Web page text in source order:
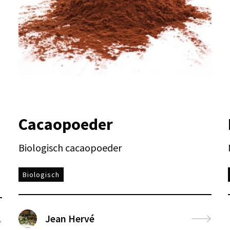
Cacaopoeder
Biologisch cacaopoeder
Biologisch
Jean Hervé